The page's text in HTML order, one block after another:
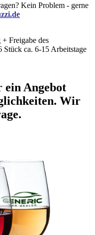
Kein Problem - gerne
Freigabe des
Stück ca. 6-15 Arbeitstage
ein Angebot
Wir